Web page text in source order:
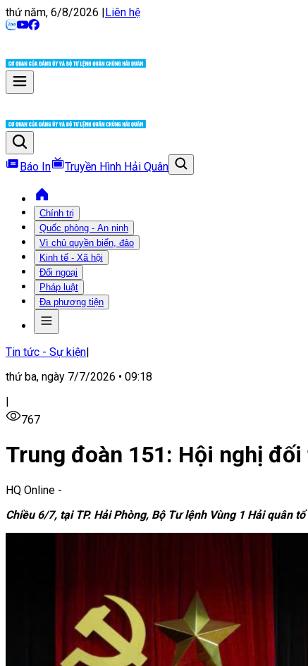
thứ năm, 6/8/2026 |Liên hệ
Báo In Truyền Hình Hải Quân
Chính trị
Quốc phòng - An ninh
Vì chủ quyền biển, đảo
Kinh tế - Xã hội
Đối ngoại
Pháp luật
Đa phương tiện
Tin tức - Sự kiện|
thứ ba, ngày 7/7/2026 • 09:18
|
767
Trung đoàn 151: Hội nghị
HQ Online -
Chiều 6/7, tại TP. Hải Phòng, Bộ Tư lệnh Vùng 1 Hải quân